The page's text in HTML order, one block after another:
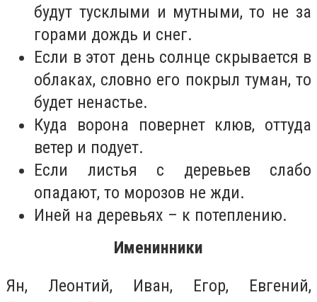
будут тусклыми и мутными, то не за
горами дождь и снег.
Если в этот день солнце скрывается в
облаках, словно его покрыл туман, то
будет ненастье.
Куда ворона повернет клюв, оттуда
ветер и подует.
Если листья с деревьев слабо
опадают, то морозов не жди.
Иней на деревьях – к потеплению.
Именинники
Ян, Леонтий, Иван, Егор, Евгений,